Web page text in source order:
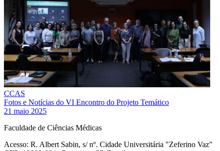
CCAS
Fotos e Notícias do VI Encontro do Projeto Temático
21 maio 2025
Faculdade de Ciências Médicas
Acesso: R. Albert Sabin, s/ nº. Cidade Universitária "Zeferino Vaz"